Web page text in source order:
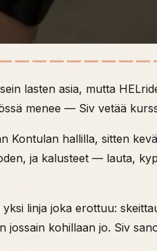
lasten asia, mutta
menee — Siv vetää
Kontulan hallilla, sitten
ja kalusteet — lauta,
yksi linja joka erottuu:
jossain kohillaan jo. Siv